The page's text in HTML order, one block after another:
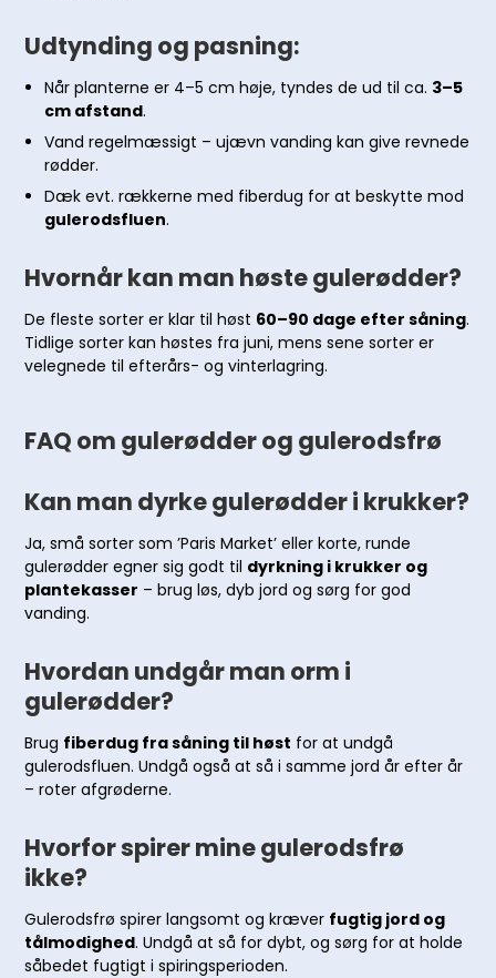
Udtynding og pasning:
Når planterne er 4–5 cm høje, tyndes de ud til ca. 3–5
cm afstand.
Vand regelmæssigt – ujævn vanding kan give revnede
rødder.
Dæk evt. rækkerne med fiberdug for at beskytte mod
gulerodsfluen.
Hvornår kan man høste gulerødder?
De fleste sorter er klar til høst 60–90 dage efter såning.
Tidlige sorter kan høstes fra juni, mens sene sorter er
velegnede til efterårs- og vinterlagring.
FAQ om gulerødder og gulerodsfrø
Kan man dyrke gulerødder i krukker?
Ja, små sorter som ’Paris Market’ eller korte, runde
gulerødder egner sig godt til dyrkning i krukker og
plantekasser – brug løs, dyb jord og sørg for god
vanding.
Hvordan undgår man orm i
gulerødder?
Brug fiberdug fra såning til høst for at undgå
gulerodsfluen. Undgå også at så i samme jord år efter år
– roter afgrøderne.
Hvorfor spirer mine gulerodsfrø
ikke?
Gulerodsfrø spirer langsomt og kræver fugtig jord og
tålmodighed. Undgå at så for dybt, og sørg for at holde
såbedet fugtigt i spiringsperioden.